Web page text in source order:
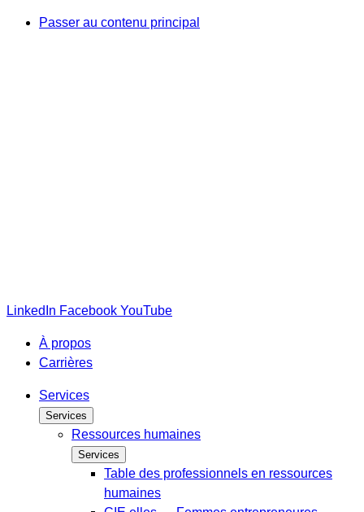
Passer au contenu principal
LinkedIn Facebook YouTube
À propos
Carrières
Services
Services
Ressources humaines
Services
Table des professionnels en ressources
humaines